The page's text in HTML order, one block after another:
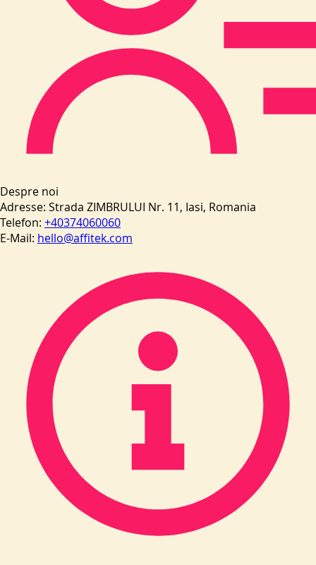
Despre noi
Adresse: Strada ZIMBRULUI Nr. 11, Iasi, Romania
Telefon: +40374060060
E-Mail: hello@affitek.com